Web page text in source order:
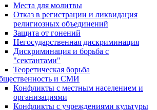
Места для молитвы
Отказ в регистрации и ликвидация
религиозных объединений
Защита от гонений
Негосударственная дискриминация
Дискриминация и борьба с
"сектантами"
Теоретическая борьба
и СМИ
Конфликты с местным населением и
организациями
Конфликты с учреждениями культуры